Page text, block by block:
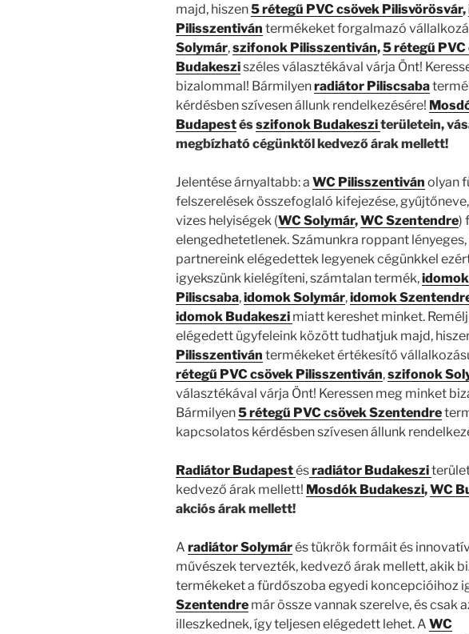
majd, hiszen5 rétegű PVC csövek Pilisvörösvár,
Pilisszentiván termékeket forgalmazó
Solymár,szifonok Pilisszentiván,5 rétegű PVC
Budakesziszéles választékával várja Önt!
bizalommal! Bármilyenradiátor Piliscsaba
kérdésben szívesen állunk rendelkezésére!
Budapestésszifonok Budakesziterületein,
megbízható cégünktől kedvező árak mellett!
Jelentése árnyaltabb: a WC Pilisszentiván olyan
felszerelések összefoglaló kifejezése,
vizes helyiségek (WCSolymár,WC Szentendre)
elengedhetetlenek. Számunkra roppant
partnereink elégedettek legyenek cégünkkel
igyekszünk kielégíteni, számtalan termék,idomok
Piliscsaba,idomok Solymár,idomok
idomok Budakeszi miatt kereshet minket.
elégedett ügyfeleink között tudhatjuk majd,
Pilisszentiván termékeket értékesítő
rétegű PVC csövek Pilisszentiván,szifonok
választékával várja Önt! Keressen meg minket
Bármilyen5 rétegű PVC csövek Szentendre
kapcsolatos kérdésben szívesen állunk
Radiátor Budapestésradiátor Budakeszi
kedvező árak mellett! Mosdók Budakeszi,WC
akciós árak mellett!
A radiátor Solymárés tükrök formáit és
művészek tervezték, kedvező árak mellett, akik
termékeket a fürdőszoba egyedi koncepcióihoz
Szentendre már össze vannak szerelve, és csak
illeszkednek, így teljesen elégedett lehet. A WC